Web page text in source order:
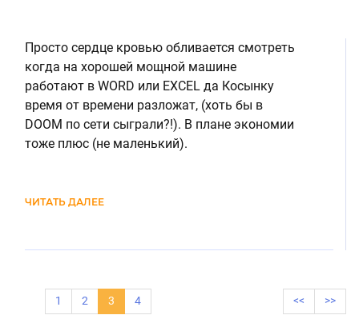
Просто сердце кровью обливается смотреть
когда на хорошей мощной машине
работают в WORD или EXCEL да Косынку
время от времени разложат, (хоть бы в
DOOM по сети сыграли?!). В плане экономии
тоже плюс (не маленький).
ЧИТАТЬ ДАЛЕЕ
1 2 3 4 << >>